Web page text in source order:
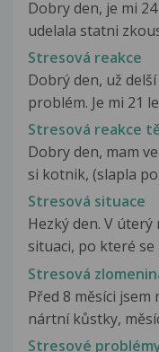
Dobry den, je mi
udelala statni
Stresová reakce
Dobrý den, už
problém. Je mi 21
Stresová reakce
Dobry den, mam
si kotnik, (slapla po
Stresová situace
Hezký den. V
situaci, po které se
Stresová
Před 8 měsíci
nártní kůstky,
Stresové